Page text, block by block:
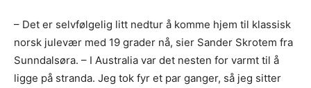
– Det er selvfølgelig litt nedtur å komme hjem til klassisk
norsk julevær med 19 grader nå, sier Sander Skrotem fra
Sunndalsøra. – I Australia var det nesten for varmt til å
ligge på stranda. Jeg tok fyr et par ganger, så jeg sitter